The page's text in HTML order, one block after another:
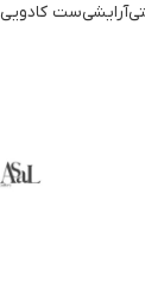
آرايشيست کادويي